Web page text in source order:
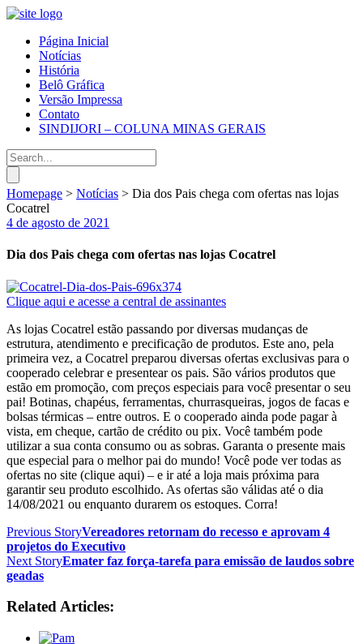
Página Inicial
Notícias
História
Belô Gráfica
Versão Impressa
Contato
SINDIJORI – COLUNA MINAS GERAIS
Homepage > Notícias > Dia dos Pais chega com ofertas nas lojas
Cocatrel
4 de agosto de 2021
Dia dos Pais chega com ofertas nas lojas Cocatrel
Clique aqui e acesse a central de assinantes
As lojas Cocatrel estão passando por diversas mudanças de
estrutura, atendimento e precificação de produtos. Este ano, pela
primeira vez, a Cocatrel preparou diversas ofertas exclusivas para o
cooperado celebrar e presentear os pais. São vários produtos que
estão em promoção, com preços especiais para você presentar o seu
pai! Botinas, chapéus, ferramentas, churrasqueiras, jogos de facas e
bolsas térmicas – entre outros. E o cooperado ainda pode pagar à
vista, em cheque, cartão de crédito ou pix. Você também pode
utilizar a sua conta consumo ou as sobras. Garanta o presente mais
que especial para o melhor pai do mundo! Você pode ver todas as
ofertas no site (clique aqui) – e ir até a loja mais próxima para
garantir seu produto escolhido. As ofertas são válidas até o dia
14/08/2021 ou enquanto durarem os estoques. Corra!
Previous StoryVereadores retornam do recesso e aprovam 4
projetos do Executivo
Next StoryEmater faz força-tarefa para emissão de laudos sobre
geadas
Related Articles: